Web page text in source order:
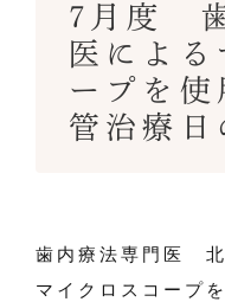
7月度
医による
ープを使
管治療日
歯内療法専門医 北
マイクロスコープ